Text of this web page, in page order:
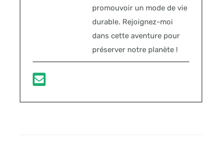
promouvoir un mode de vie
durable. Rejoignez-moi
dans cette aventure pour
préserver notre planète !